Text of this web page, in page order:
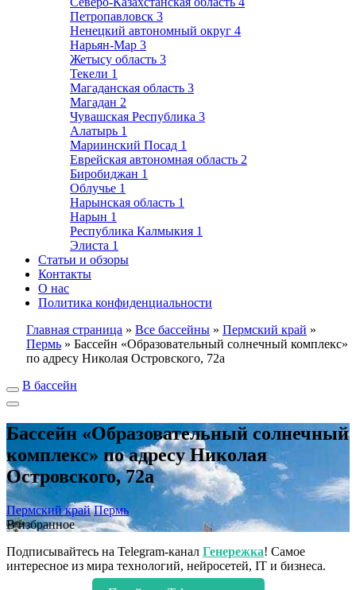
Петропавловск 3
Ненецкий автономный округ 4
Нарьян-Мар 3
Жетысу область 3
Текели 1
Магаданская область 3
Магадан 2
Чувашская Республика 3
Алатырь 1
Мариинский Посад 1
Еврейская автономная область 2
Биробиджан 1
Облучье 1
Нарынская область 1
Нарын 1
Республика Калмыкия 1
Элиста 1
Статьи и обзоры
Контакты
О нас
Политика конфиденциальности
Главная страница » Все бассейны » Пермский край »
Пермь » Бассейн «Образовательный солнечный комплекс»
по адресу Николая Островского, 72а
В бассейн
Бассейн «Образовательный солнечный
комплекс» по адресу Николая
Островского, 72а
Пермский край Пермь
В избранное
Подписывайтесь на Telegram-канал Генережка! Самое
интересное из мира технологий, нейросетей, IT и бизнеса.